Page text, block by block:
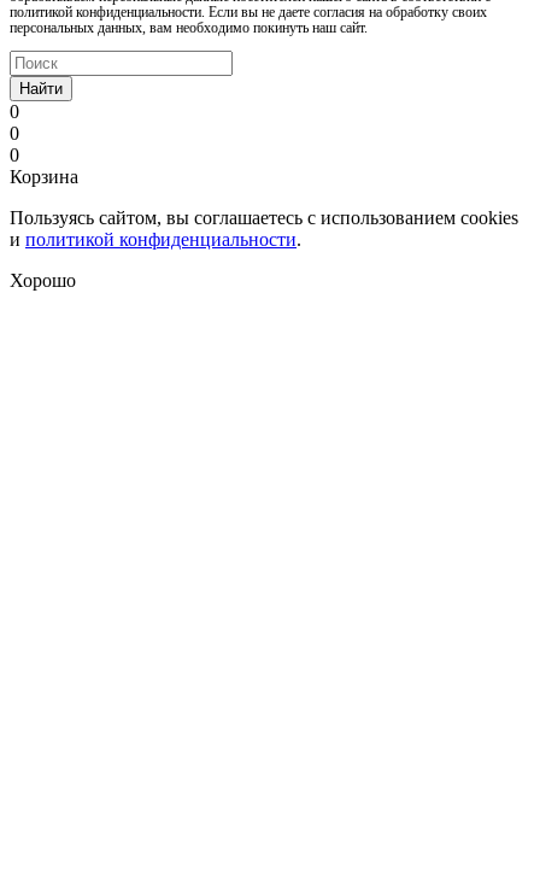
политикой конфиденциальности. Если вы не даете согласия на обработку своих
персональных данных, вам необходимо покинуть наш сайт.
Найти
0
0
0
Корзина
Пользуясь сайтом, вы соглашаетесь с использованием cookies
и политикой конфиденциальности.
Хорошо